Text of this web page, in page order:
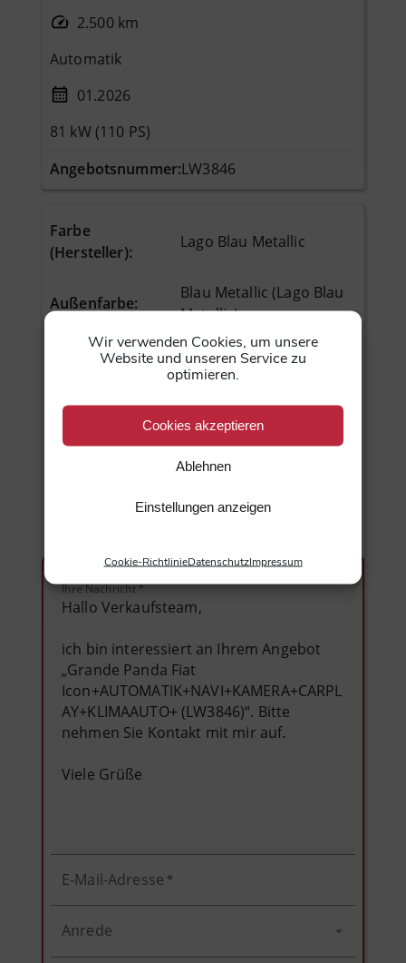
Wir verwenden Cookies, um unsere
Website und unseren Service zu
optimieren.
Cookies akzeptieren
Ablehnen
Einstellungen anzeigen
Cookie-RichtlinieDatenschutzImpressum
2.500 km
Automatik
01.2026
81 kW (110 PS)
Angebotsnummer:LW3846
Farbe
(Hersteller):
Lago Blau Metallic
Außenfarbe:
Blau Metallic (Lago Blau
Metallic)
Polsterung:
Stoff (Blau)
2
Ihre Nachricht*
E-Mail-Adresse *
Anrede